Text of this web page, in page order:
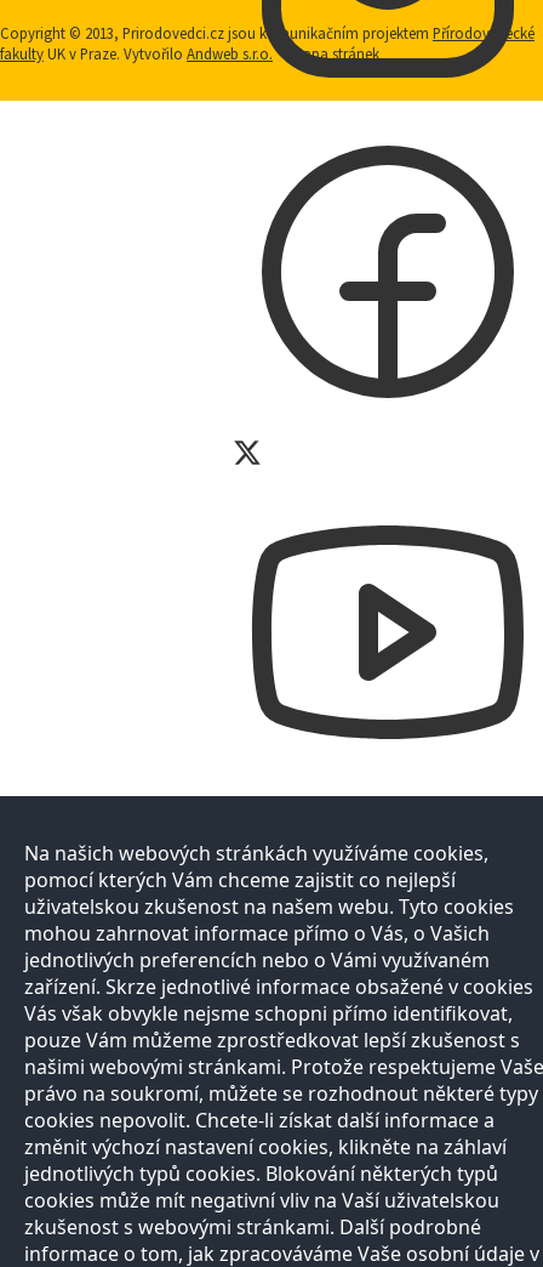
Copyright © 2013, Prirodovedci.cz jsou komunikačním projektem Přírodovědecké
fakultyUK v Praze. Vytvořilo Andweb s.r.o. Mapa stránek
Na našich webových stránkách využíváme cookies,
pomocí kterých Vám chceme zajistit co nejlepší
uživatelskou zkušenost na našem webu. Tyto cookies
mohou zahrnovat informace přímo o Vás, o Vašich
jednotlivých preferencích nebo o Vámi využívaném
zařízení. Skrze jednotlivé informace obsažené v cookies
Vás však obvykle nejsme schopni přímo identifikovat,
pouze Vám můžeme zprostředkovat lepší zkušenost s
našimi webovými stránkami. Protože respektujeme Vaše
právo na soukromí, můžete se rozhodnout některé typy
cookies nepovolit. Chcete-li získat další informace a
změnit výchozí nastavení cookies, klikněte na záhlaví
jednotlivých typů cookies. Blokování některých typů
cookies může mít negativní vliv na Vaší uživatelskou
zkušenost s webovými stránkami. Další podrobné
informace o tom, jak zpracováváme Vaše osobní údaje v